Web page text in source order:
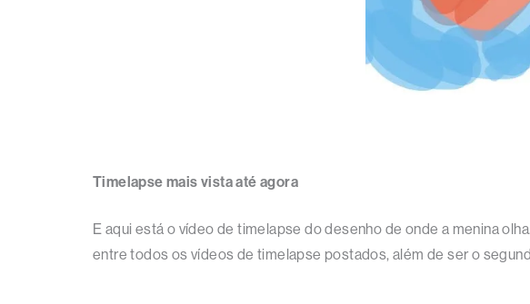
Timelapse mais vista até agora
E aqui está o vídeo de timelapse do desenho de onde a menina
entre todos os vídeos de timelapse postados, além de ser o